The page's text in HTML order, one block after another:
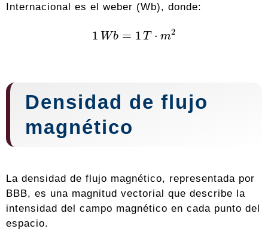
Internacional es el weber (Wb), donde:
1W 1 T⋅ 2
Densidad de flujo
magnético
La densidad de flujo magnético, representada por
BBB, es una magnitud vectorial que describe la
intensidad del campo magnético en cada punto del
espacio.